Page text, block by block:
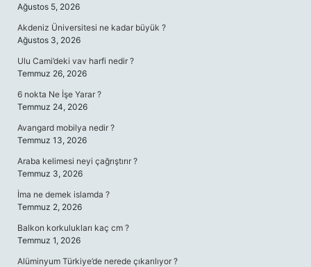
Ağustos 5, 2026
Akdeniz Üniversitesi ne kadar büyük ?
Ağustos 3, 2026
Ulu Cami’deki vav harfi nedir ?
Temmuz 26, 2026
6 nokta Ne İşe Yarar ?
Temmuz 24, 2026
Avangard mobilya nedir ?
Temmuz 13, 2026
Araba kelimesi neyi çağrıştırır ?
Temmuz 3, 2026
İma ne demek islamda ?
Temmuz 2, 2026
Balkon korkulukları kaç cm ?
Temmuz 1, 2026
Alüminyum Türkiye’de nerede çıkarılıyor ?